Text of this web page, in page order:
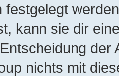
festgelegt
kann sie dir
der
nichts mit